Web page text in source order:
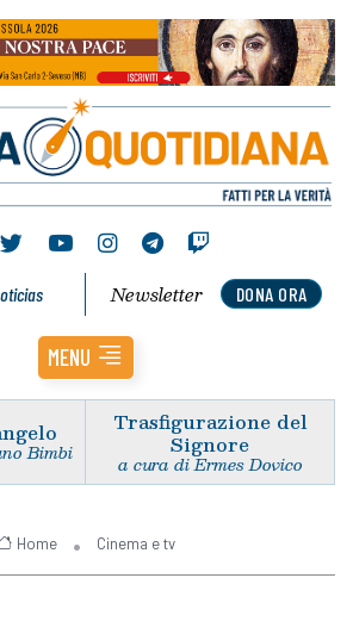
DONA ORA
Newsletter
MENU
Bimbi
Trasfigurazione del
Signore
a cura di Ermes Dovico
Home Cinema e tv